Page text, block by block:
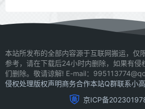
本站所发布的全部内容源于互联网搬运，仅
参考，请在下载后24小时内删除，如果有侵
们删除。敬请谅解! E-mail：
侵权处理版权声明商务合作本站Q群联系小高
京ICP备